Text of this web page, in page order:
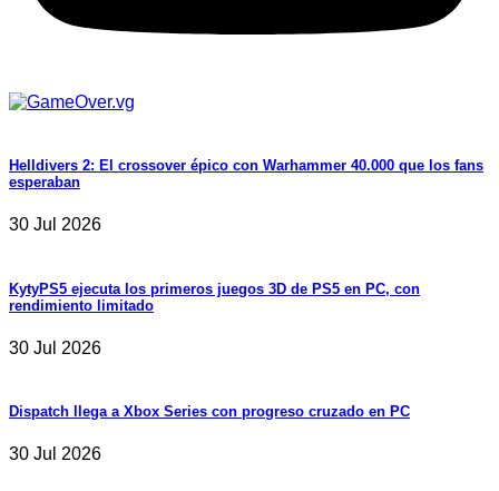
Helldivers 2: El crossover épico con Warhammer 40.000 que los fans
esperaban
30 Jul 2026
KytyPS5 ejecuta los primeros juegos 3D de PS5 en PC, con
rendimiento limitado
30 Jul 2026
Dispatch llega a Xbox Series con progreso cruzado en PC
30 Jul 2026